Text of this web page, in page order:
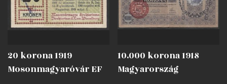
20 korona 1919
Mosonmagyaróvár EF
10.000 korona 1918
Magyarország